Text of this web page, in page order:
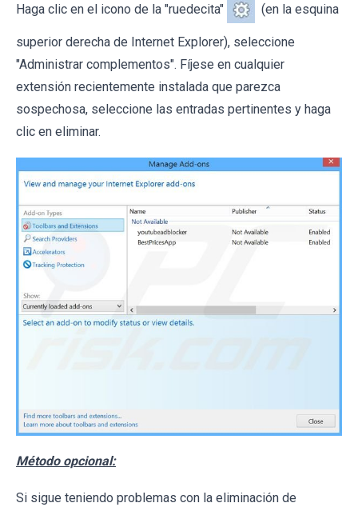
Haga clic en el icono de la "ruedecita" (en la esquina
superior derecha de Internet Explorer), seleccione
"Administrar complementos". Fíjese en cualquier
extensión recientemente instalada que parezca
sospechosa, seleccione las entradas pertinentes y haga
clic en eliminar.
Método opcional:
Si sigue teniendo problemas con la eliminación de